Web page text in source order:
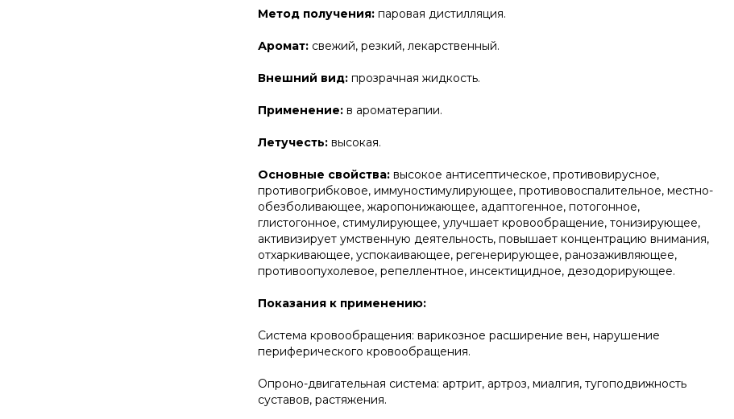
Метод получения:паровая дистилляция.
Аромат:свежий, резкий, лекарственный.
Внешний вид:прозрачная жидкость.
Применение:в ароматерапии.
Летучесть: высокая.
Основные свойства:высокое антисептическое, противовирусное,
противогрибковое, иммуностимулирующее, противовоспалительное, местно-
обезболивающее, жаропонижающее, адаптогенное, потогонное,
глистогонное, стимулирующее, улучшает кровообращение, тонизирующее,
активизирует умственную деятельность, повышает концентрацию внимания,
отхаркивающее, успокаивающее, регенерирующее, ранозаживляющее,
противоопухолевое, репеллентное, инсектицидное, дезодорирующее.
Показания к применению:
Система кровообращения: варикозное расширение вен, нарушение
периферического кровообращения.
Опроно-двигательная система: артрит, артроз, миалгия, тугоподвижность
суставов, растяжения.